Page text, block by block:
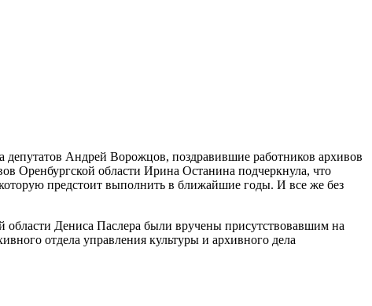
депутатов Андрей Ворожцов, поздравившие работников архивов
Оренбургской области Ирина Останина подчеркнула, что
предстоит выполнить в ближайшие годы. И все же без
области Дениса Паслера были вручены присутствовавшим на
отдела управления культуры и архивного дела